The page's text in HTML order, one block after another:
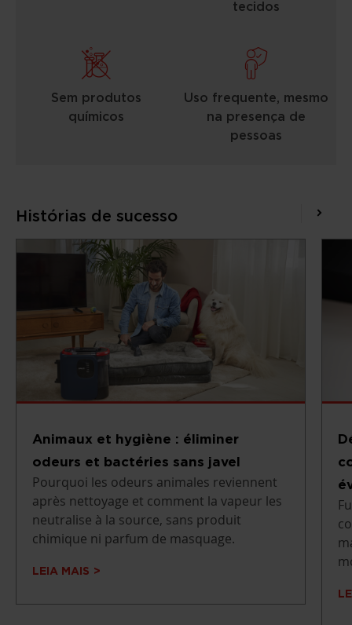
tecidos
Sem produtos
químicos
Uso frequente, mesmo
na presença de
pessoas
Histórias de sucesso
Animaux et hygiène : éliminer
odeurs et bactéries sans javel
Pourquoi les odeurs animales reviennent
après nettoyage et comment la vapeur les
neutralise à la source, sans produit
chimique ni parfum de masquage.
LEIA MAIS